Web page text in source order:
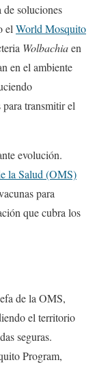
de soluciones
el World Mosquito
Wolbachiaen
en el ambiente
transmitir el
evolución.
la Salud (OMS)
para
que cubra los
de la OMS,
el territorio
seguras.
Program,